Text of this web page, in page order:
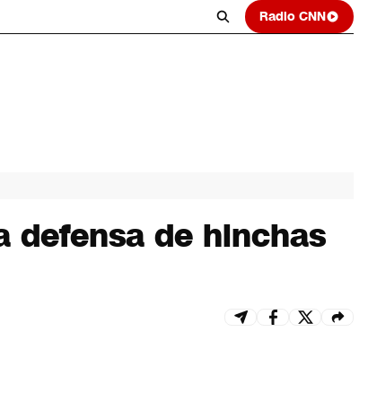
Radio CNN
defensa de hinchas